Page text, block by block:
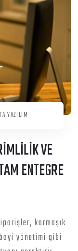
YAZILIM
VE
ENTEGRE
karmaşık
yönetimi gibi